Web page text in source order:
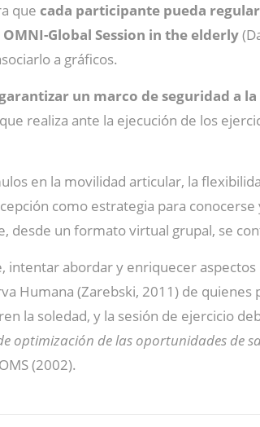
que cada participante pueda
OMNI-Global Session in the elderly
a gráficos.
garantizar un marco de seguridad a
realiza ante la ejecución de los
en la movilidad articular, la
como estrategia para
desde un formato virtual grupal, se
abordar y enriquecer
Humana (Zarebski, 2011) de quienes
la soledad, y la sesión de ejercicio
optimización de las oportunidades de
(2002).